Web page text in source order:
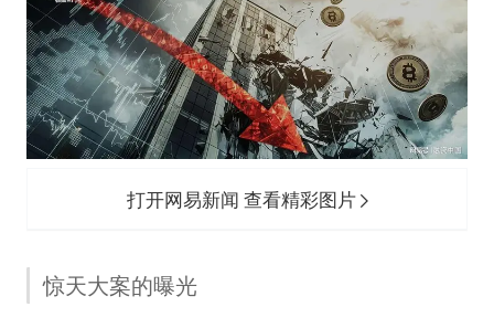
台风白海豚进入48小时警戒线
宇树科技发行价格150.80元/股
外交部发言人就广岛核爆81周年等答记者问
佛得角门将亮相智利俱乐部主场
首次证实！“胶球”存在
打开网易新闻 查看精彩图片
惊天大案的曝光